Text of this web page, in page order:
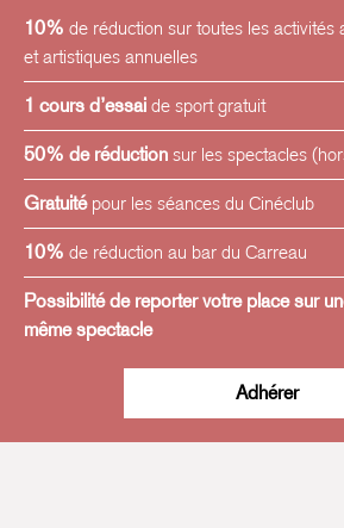
10% de réduction sur toutes les activités
et artistiques annuelles
1 cours d’essai de sport gratuit
50% de réduction sur les spectacles
Gratuitépour les séances du Cinéclub
10% de réduction au bar du Carreau
Possibilité de reporter votre place sur
même spectacle
Adhérer